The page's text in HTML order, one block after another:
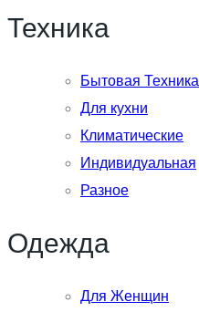
Техника
Бытовая Техника
Для кухни
Климатические
Индивидуальная
Разное
Одежда
Для Женщин